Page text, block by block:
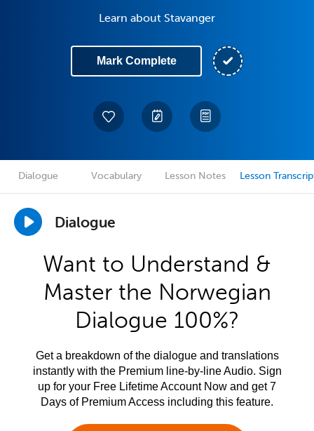
Learn about Stavanger
Mark Complete
Dialogue Vocabulary Lesson Notes Lesson
Dialogue
Want to Understand &
Master the Norwegian
Dialogue 100%?
Get a breakdown of the dialogue and translations
instantly with the Premium line-by-line Audio. Sign
up for your Free Lifetime Account Now and get 7
Days of Premium Access including this feature.